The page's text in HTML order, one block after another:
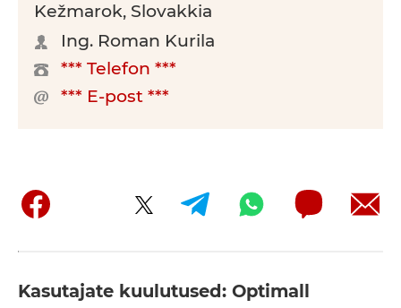
Kežmarok, Slovakkia
Ing. Roman Kurila
*** Telefon ***
*** E-post ***
Kasutajate kuulutused: Optimall